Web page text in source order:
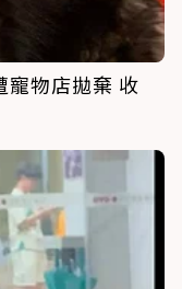
寵物店拋棄 收